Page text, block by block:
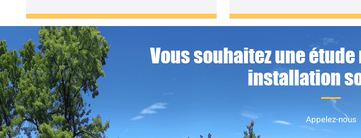
Vous souhaitez une
installation
Appelez-nous